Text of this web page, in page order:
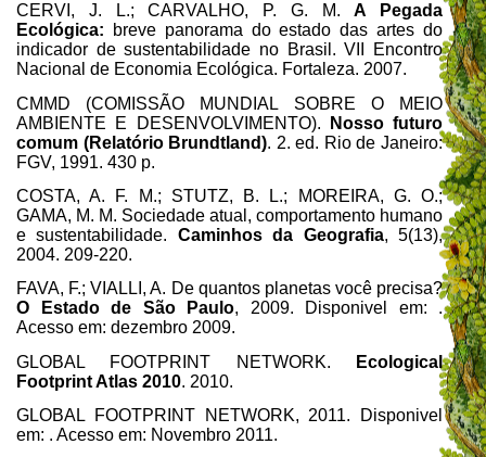
CERVI, J. L.; CARVALHO, P. G. M.A Pegada
Ecológica: breve panorama do estado das artes do
indicador de sustentabilidade no Brasil. VII Encontro
Nacional de Economia Ecológica. Fortaleza. 2007.
CMMD (COMISSÃO MUNDIAL SOBRE O MEIO
AMBIENTE E DESENVOLVIMENTO).
Nosso futuro
comum (Relatório Brundtland). 2. ed. Rio de Janeiro:
FGV, 1991. 430 p.
COSTA, A. F. M.; STUTZ, B. L.; MOREIRA, G. O.;
GAMA, M. M. Sociedade atual, comportamento humano
e sustentabilidade. Caminhos da Geografia, 5(13),
2004. 209-220.
FAVA, F.; VIALLI, A. De quantos planetas você precisa?
O Estado de São Paulo, 2009. Disponivel em: .
Acesso em: dezembro 2009.
GLOBAL FOOTPRINT NETWORK.
Ecological
Footprint Atlas 2010. 2010.
GLOBAL FOOTPRINT NETWORK, 2011. Disponivel
em: . Acesso em: Novembro 2011.